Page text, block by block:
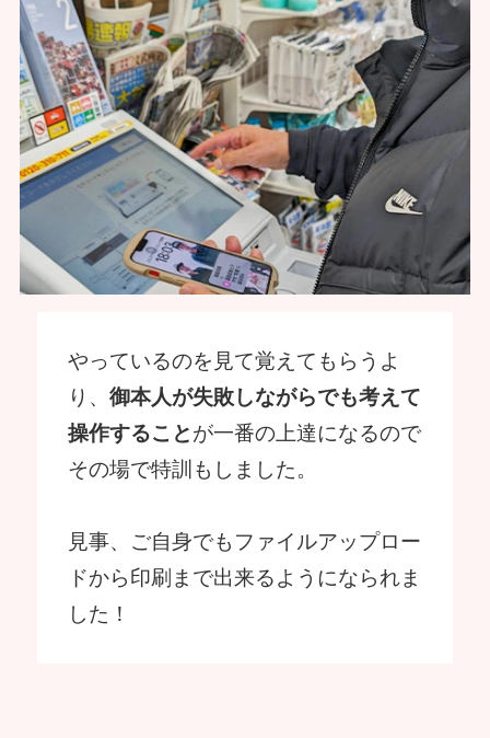
やっているのを見て覚えてもらうよ
り、御本人が失敗しながらでも考えて
操作することが一番の上達になるので
その場で特訓もしました。
見事、ご自身でもファイルアップロー
ドから印刷まで出来るようになられま
した！